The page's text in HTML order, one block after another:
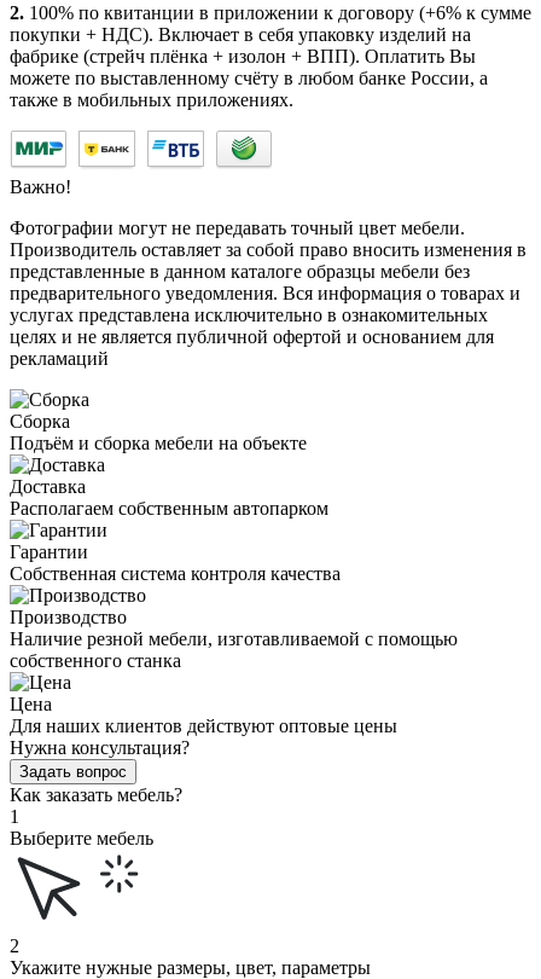
2. 100% по квитанции в приложении к договору (+6% к сумме
покупки + НДС). Включает в себя упаковку изделий на
фабрике (стрейч плёнка + изолон + ВПП). Оплатить Вы
можете по выставленному счёту в любом банке России, а
также в мобильных приложениях.
Важно!
Фотографии могут не передавать точный цвет мебели.
Производитель оставляет за собой право вносить изменения в
представленные в данном каталоге образцы мебели без
предварительного уведомления. Вся информация о товарах и
услугах представлена исключительно в ознакомительных
целях и не является публичной офертой и основанием для
рекламаций
Сборка
Подъём и сборка мебели на объекте
Доставка
Располагаем собственным автопарком
Гарантии
Собственная система контроля качества
Производство
Наличие резной мебели, изготавливаемой с помощью
собственного станка
Цена
Для наших клиентов действуют оптовые цены
Нужна консультация?
Задать вопрос
Как заказать мебель?
1
Выберите мебель
2
Укажите нужные размеры, цвет, параметры